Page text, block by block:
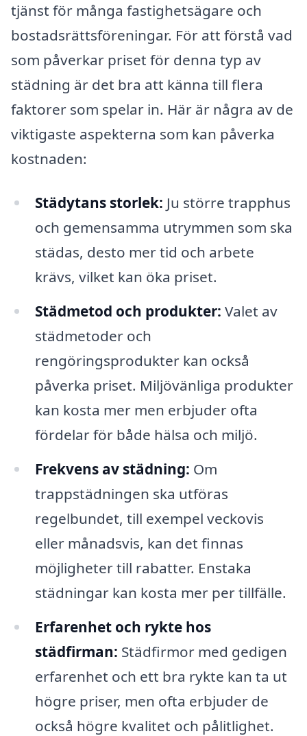
tjänst för många fastighetsägare och
bostadsrättsföreningar. För att förstå vad
som påverkar priset för denna typ av
städning är det bra att känna till flera
faktorer som spelar in. Här är några av de
viktigaste aspekterna som kan påverka
kostnaden:
Städytans storlek: Ju större trapphus
och gemensamma utrymmen som ska
städas, desto mer tid och arbete
krävs, vilket kan öka priset.
Städmetod och produkter: Valet av
städmetoder och
rengöringsprodukter kan också
påverka priset. Miljövänliga produkter
kan kosta mer men erbjuder ofta
fördelar för både hälsa och miljö.
Frekvens av städning: Om
trappstädningen ska utföras
regelbundet, till exempel veckovis
eller månadsvis, kan det finnas
möjligheter till rabatter. Enstaka
städningar kan kosta mer per tillfälle.
Erfarenhet och rykte hos
städfirman: Städfirmor med gedigen
erfarenhet och ett bra rykte kan ta ut
högre priser, men ofta erbjuder de
också högre kvalitet och pålitlighet.